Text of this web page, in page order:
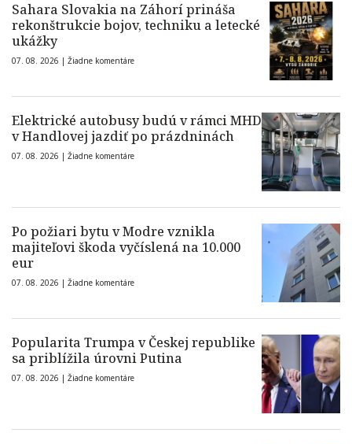
Sahara Slovakia na Záhorí prináša
rekonštrukcie bojov, techniku a letecké
ukážky
07. 08. 2026 | Žiadne komentáre
Elektrické autobusy budú v rámci MHD
v Handlovej jazdiť po prázdninách
07. 08. 2026 | Žiadne komentáre
Po požiari bytu v Modre vznikla
majiteľovi škoda vyčíslená na 10.000
eur
07. 08. 2026 | Žiadne komentáre
Popularita Trumpa v Českej republike
sa priblížila úrovni Putina
07. 08. 2026 | Žiadne komentáre